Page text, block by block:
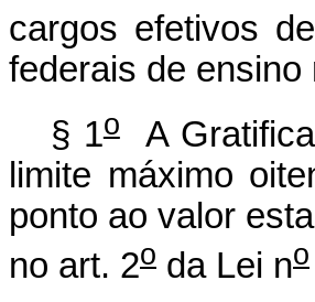
cargos efetivos
federais de
§ 1oA
limite máximo
ponto ao valor
no art. 2o da Lei no